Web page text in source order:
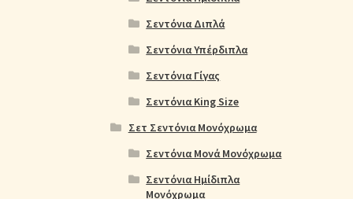
Σεντόνια Διπλά
Σεντόνια Υπέρδιπλα
Σεντόνια Γίγας
Σεντόνια King Size
Σετ Σεντόνια Μονόχρωμα
Σεντόνια Μονά Μονόχρωμα
Σεντόνια Ημίδιπλα
Μονόχρωμα